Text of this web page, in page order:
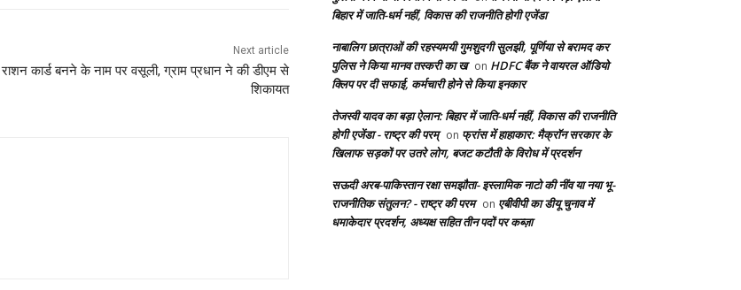
Next article
राशन कार्ड बनने के नाम पर वसूली, ग्राम प्रधान ने की डीएम से
शिकायत
बिहार में जाति-धर्म नहीं, विकास की राजनीति होगी एजेंडा
नाबालिग छात्राओं की रहस्यमयी गुमशुदगी सुलझी, पूर्णिया से बरामद कर
पुलिस ने किया मानव तस्करी का ख on HDFC बैंक ने वायरल ऑडियो
क्लिप पर दी सफाई, कर्मचारी होने से किया इनकार
तेजस्वी यादव का बड़ा ऐलान: बिहार में जाति-धर्म नहीं, विकास की राजनीति
होगी एजेंडा - राष्ट्र की परम् on फ्रांस में हाहाकार: मैक्रॉन सरकार के
खिलाफ सड़कों पर उतरे लोग, बजट कटौती के विरोध में प्रदर्शन
सऊदी अरब-पाकिस्तान रक्षा समझौता- इस्लामिक नाटो की नींव या नया भू-
राजनीतिक संतुलन? - राष्ट्र की परम on एबीवीपी का डीयू चुनाव में
धमाकेदार प्रदर्शन, अध्यक्ष सहित तीन पदों पर कब्ज़ा